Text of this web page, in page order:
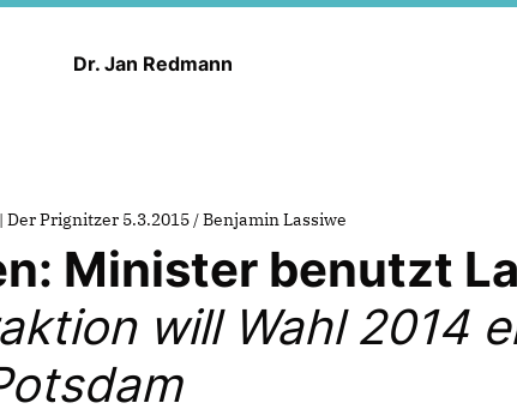
Dr. Jan Redmann
Der Prignitzer 5.3.2015 / Benjamin Lassiwe
Minister benutzt
will Wahl 2014